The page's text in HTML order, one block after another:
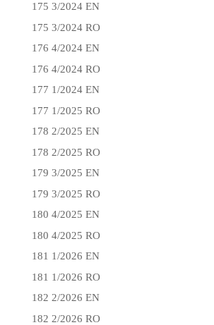
175 3/2024 EN
175 3/2024 RO
176 4/2024 EN
176 4/2024 RO
177 1/2024 EN
177 1/2025 RO
178 2/2025 EN
178 2/2025 RO
179 3/2025 EN
179 3/2025 RO
180 4/2025 EN
180 4/2025 RO
181 1/2026 EN
181 1/2026 RO
182 2/2026 EN
182 2/2026 RO